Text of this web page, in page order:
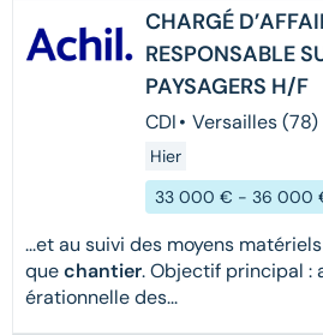
CHARGÉ
RESPONSABLE
PAYSAGERS H/F
CDI• Versailles (78)
Hier
33 000 € - 36 000
...et au suivi des moyens
quechantier. Objectif principal :
érationnelle des...